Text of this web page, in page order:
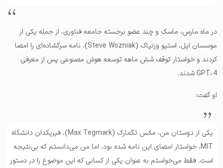
در ماه مارس، ماسک و چند عضو برجسته جامعه فناوری، از جمله یکی از
موسسان اپل، استیو وزنیاک (Steve Wozniak)، نامه سرگشاده‌ای را امضا
کردند و خواستار توقف شش ماهه توسعه هوش مصنوعی پس از معرفی
GPT-4 شدند.
او گفت:
یکی از دوستان من، مکس تگمارک (Max Tegmark)، فیزیکدان دانشگاه
MIT، خواستار امضای این نامه شده بود، اما من می‌دانستم که بی‌نتیجه
است. فقط می‌خواستم به عنوان یکی از کسانی که این موضوع را در دستور